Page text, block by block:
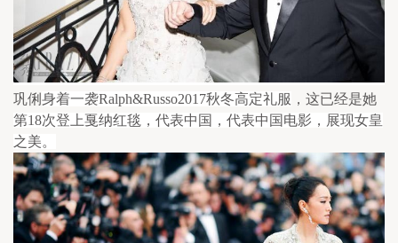
巩俐身着一袭Ralph&Russo2017秋冬高定礼服 ，这已经是她
第18次登上戛纳红毯，代表中国，代表中国电影，展现女皇
之美。